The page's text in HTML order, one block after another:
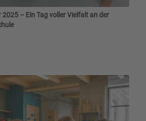
2025 – Ein Tag voller Vielfalt an der